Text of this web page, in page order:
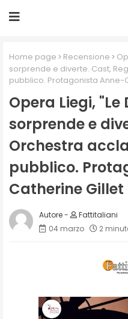
Home page Recensione
sorprende e diverte. Cast,
pubblico. Protagonista Anne-
Opera Liegi,
sorprende e
Orchestra
pubblico.
Catherine Gillet
Fattitaliani
04 marzo
2